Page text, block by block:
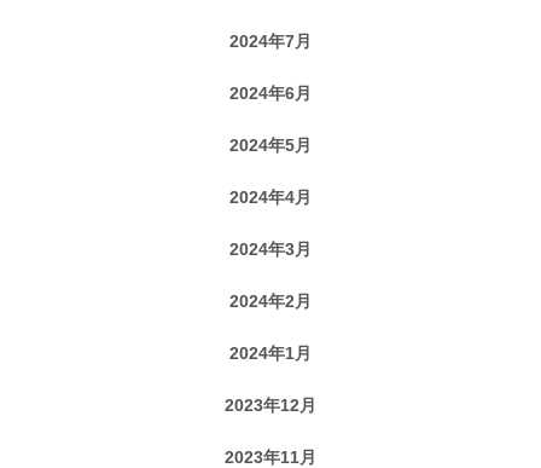
2024年7月
2024年6月
2024年5月
2024年4月
2024年3月
2024年2月
2024年1月
2023年12月
2023年11月